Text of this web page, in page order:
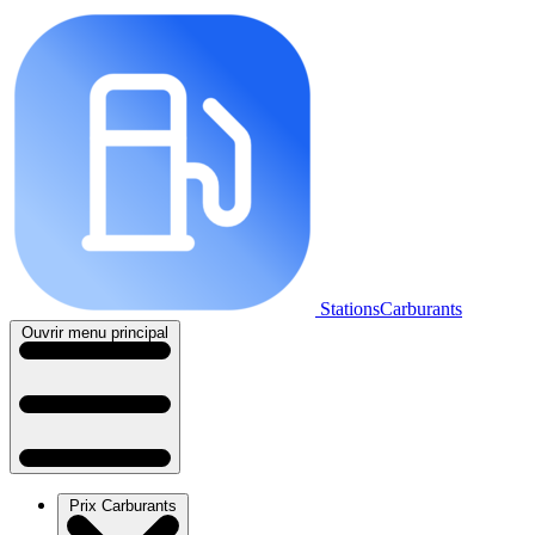
StationsCarburants
Ouvrir menu principal
Prix Carburants